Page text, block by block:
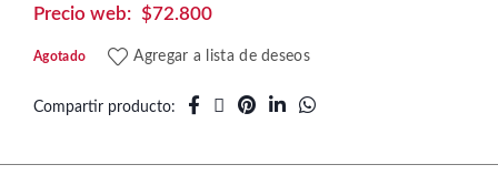
$72.800
Agotado Agregar a lista de deseos
Compartir producto